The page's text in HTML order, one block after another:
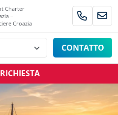
Charter
–
Croazia
CONTATTO